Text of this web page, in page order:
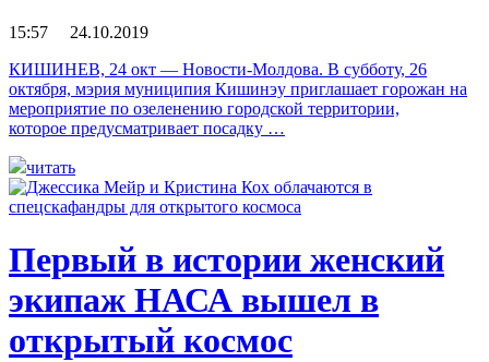
15:57 24.10.2019
КИШИНЕВ, 24 окт — Новости-Молдова. В субботу, 26
октября, мэрия муниципия Кишинэу приглашает горожан на
мероприятие по озеленению городской территории,
которое предусматривает посадку …
читать
Первый в истории женский
экипаж НАСА вышел в
открытый космос